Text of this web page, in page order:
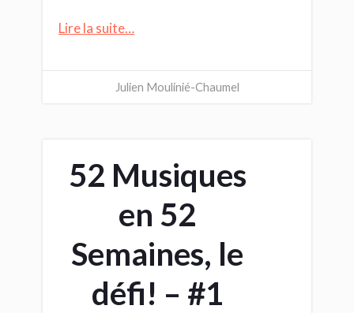
Lire la suite…
Julien Moulinié-Chaumel
52 Musiques
en 52
Semaines, le
défi! – #1